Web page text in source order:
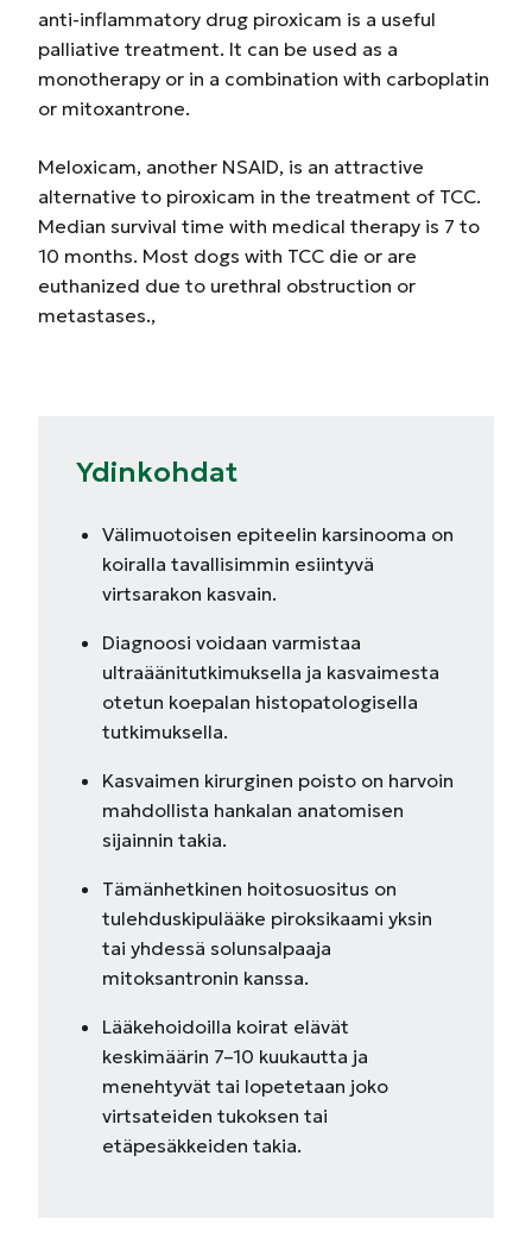
anti-inflammatory drug piroxicam is a useful
palliative treatment. It can be used as a
monotherapy or in a combination with carboplatin
or mitoxantrone.
Meloxicam, another NSAID, is an attractive
alternative to piroxicam in the treatment of TCC.
Median survival time with medical therapy is 7 to
10 months. Most dogs with TCC die or are
euthanized due to urethral obstruction or
metastases.,
Ydinkohdat
Välimuotoisen epiteelin karsinooma on
koiralla tavallisimmin esiintyvä
virtsarakon kasvain.
Diagnoosi voidaan varmistaa
ultraäänitutkimuksella ja kasvaimesta
otetun koepalan histopatologisella
tutkimuksella.
Kasvaimen kirurginen poisto on harvoin
mahdollista hankalan anatomisen
sijainnin takia.
Tämänhetkinen hoitosuositus on
tulehduskipulääke piroksikaami yksin
tai yhdessä solunsalpaaja
mitoksantronin kanssa.
Lääkehoidoilla koirat elävät
keskimäärin 7–10 kuukautta ja
menehtyvät tai lopetetaan joko
virtsateiden tukoksen tai
etäpesäkkeiden takia.